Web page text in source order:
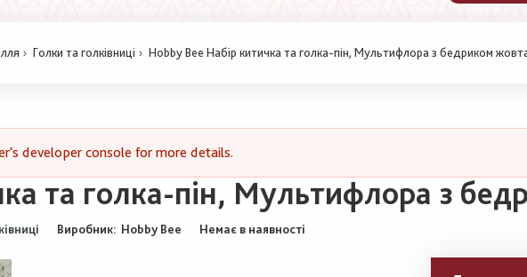
Голки та голківниці Hobby Bee Набір китичка та голка-пін, Мультифлора з бедриком
developer console for more details.
та голка-пін, Мультифлора з
Виробник: Hobby Bee Немає в наявності